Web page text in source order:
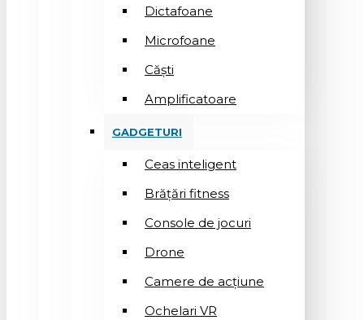
Dictafoane
Microfoane
Căşti
Amplificatoare
GADGETURI
Ceas inteligent
Brățări fitness
Console de jocuri
Drone
Camere de acțiune
Ochelari VR